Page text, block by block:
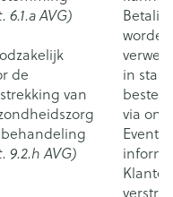
6.1.a AVG)
de
van
9.2.h AVG)
in
via